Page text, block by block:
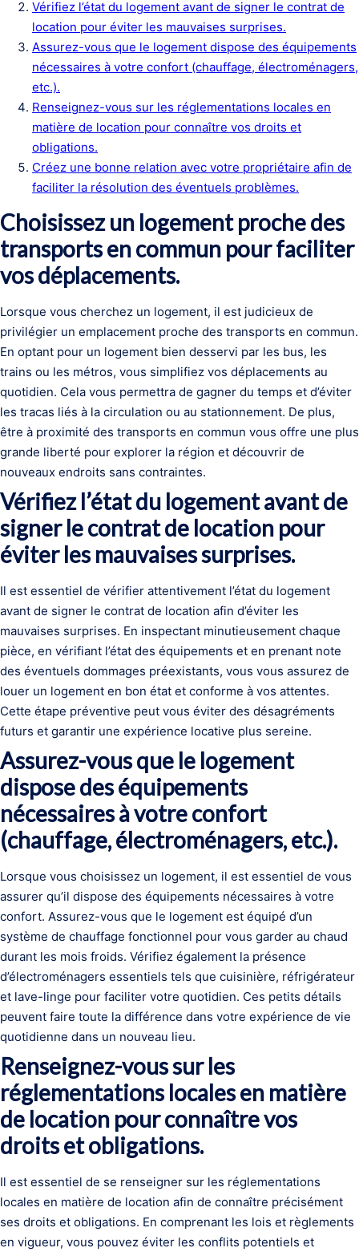
Vérifiez l’état du logement avant de signer le contrat de
location pour éviter les mauvaises surprises.
Assurez-vous que le logement dispose des équipements
nécessaires à votre confort (chauffage, électroménagers,
etc.).
Renseignez-vous sur les réglementations locales en
matière de location pour connaître vos droits et
obligations.
Créez une bonne relation avec votre propriétaire afin de
faciliter la résolution des éventuels problèmes.
Choisissez un logement proche des
transports en commun pour faciliter
vos déplacements.
Lorsque vous cherchez un logement, il est judicieux de
privilégier un emplacement proche des transports en commun.
En optant pour un logement bien desservi par les bus, les
trains ou les métros, vous simplifiez vos déplacements au
quotidien. Cela vous permettra de gagner du temps et d’éviter
les tracas liés à la circulation ou au stationnement. De plus,
être à proximité des transports en commun vous offre une plus
grande liberté pour explorer la région et découvrir de
nouveaux endroits sans contraintes.
Vérifiez l’état du logement avant de
signer le contrat de location pour
éviter les mauvaises surprises.
Il est essentiel de vérifier attentivement l’état du logement
avant de signer le contrat de location afin d’éviter les
mauvaises surprises. En inspectant minutieusement chaque
pièce, en vérifiant l’état des équipements et en prenant note
des éventuels dommages préexistants, vous vous assurez de
louer un logement en bon état et conforme à vos attentes.
Cette étape préventive peut vous éviter des désagréments
futurs et garantir une expérience locative plus sereine.
Assurez-vous que le logement
dispose des équipements
nécessaires à votre confort
(chauffage, électroménagers, etc.).
Lorsque vous choisissez un logement, il est essentiel de vous
assurer qu’il dispose des équipements nécessaires à votre
confort. Assurez-vous que le logement est équipé d’un
système de chauffage fonctionnel pour vous garder au chaud
durant les mois froids. Vérifiez également la présence
d’électroménagers essentiels tels que cuisinière, réfrigérateur
et lave-linge pour faciliter votre quotidien. Ces petits détails
peuvent faire toute la différence dans votre expérience de vie
quotidienne dans un nouveau lieu.
Renseignez-vous sur les
réglementations locales en matière
de location pour connaître vos
droits et obligations.
Il est essentiel de se renseigner sur les réglementations
locales en matière de location afin de connaître précisément
ses droits et obligations. En comprenant les lois et règlements
en vigueur, vous pouvez éviter les conflits potentiels et